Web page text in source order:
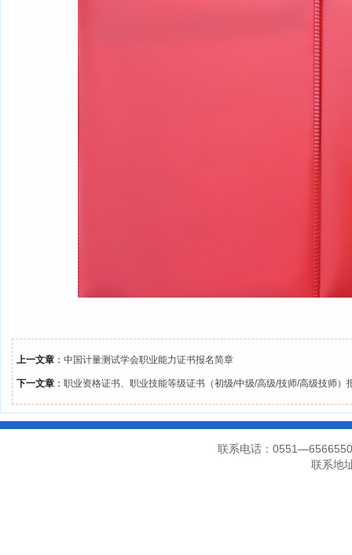
上一文章 ： 中国计量测试学会职业能力证书报名简章
下一文章 ： 职业资格证书、职业技能等级证书（初级/中级/高级/技师/高级技师）
联系电话：
联系地